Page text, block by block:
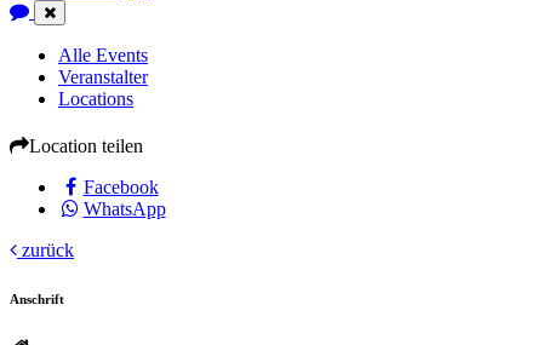
Close
Navigation
Alle Events
Veranstalter
Locations
Location teilen
Facebook
WhatsApp
zurück
Anschrift